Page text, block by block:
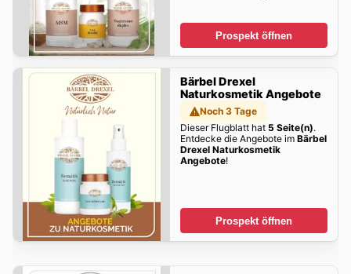
Prospekt öffnen
Bärbel Drexel
Naturkosmetik Angebote
Noch 3 Tage
Dieser Flugblatt hat 5 Seite(n).
Entdecke die Angebote im Bärbel
Drexel Naturkosmetik
Angebote!
Prospekt öffnen